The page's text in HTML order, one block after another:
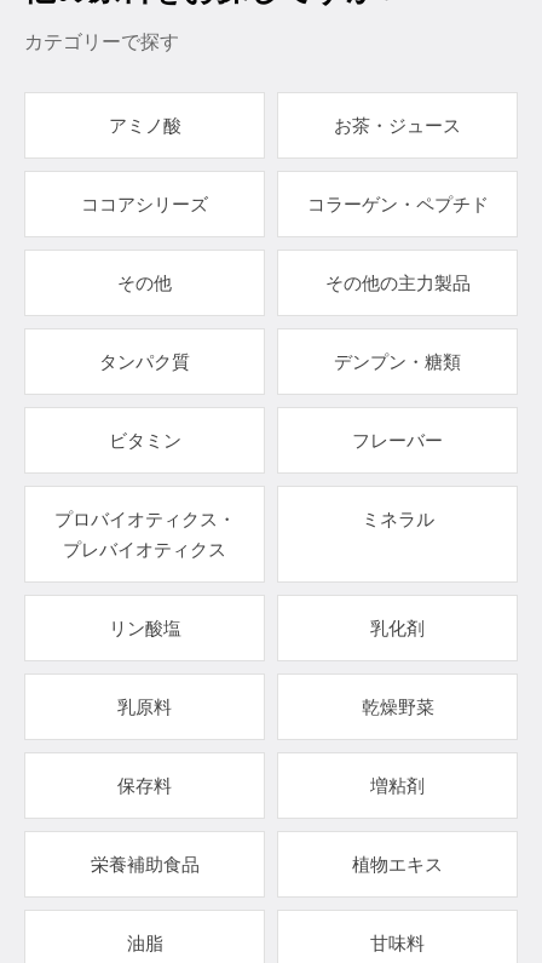
カテゴリーで探す
アミノ酸 お茶・ジュース
ココアシリーズ コラーゲン・ペプチド
その他 その他の主力製品
タンパク質 デンプン・糖類
ビタミン フレーバー
プロバイオティクス・
プレバイオティクス
ミネラル
リン酸塩 乳化剤
乳原料 乾燥野菜
保存料 増粘剤
栄養補助食品 植物エキス
油脂 甘味料